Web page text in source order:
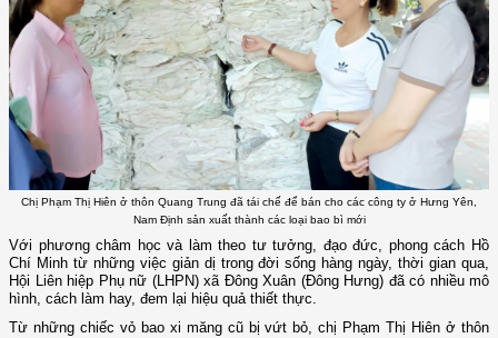
Chị Phạm Thị Hiên ở thôn Quang Trung đã tái chế để bán cho các công ty ở Hưng Yên,
Nam Định sản xuất thành các loại bao bì mới
Với phương châm học và làm theo tư tưởng, đạo đức, phong cách Hồ
Chí Minh từ những việc giản dị trong đời sống hàng ngày, thời gian qua,
Hội Liên hiệp Phụ nữ (LHPN) xã Đông Xuân (Đông Hưng) đã có nhiều mô
hình, cách làm hay, đem lại hiệu quả thiết thực.
Từ những chiếc vỏ bao xi măng cũ bị vứt bỏ, chị Phạm Thị Hiên ở thôn